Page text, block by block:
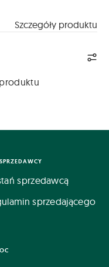
Szczegóły produktu
sprzedawcą
sprzedającego